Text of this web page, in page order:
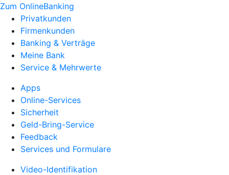
Zum OnlineBanking
Privatkunden
Firmenkunden
Banking & Verträge
Meine Bank
Service & Mehrwerte
Apps
Online-Services
Sicherheit
Geld-Bring-Service
Feedback
Services und Formulare
Video-Identifikation